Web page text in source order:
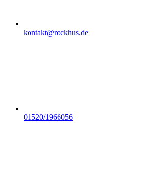
kontakt@rockhus.de
01520/1966056